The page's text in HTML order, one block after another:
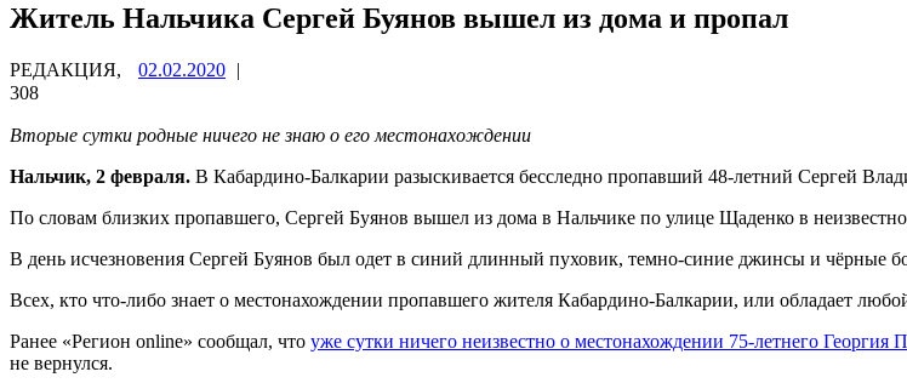
Житель Нальчика Сергей Буянов вышел из дома и пропал
РЕДАКЦИЯ, 02.02.2020 |
308
Вторые сутки родные ничего не знаю о его местонахождении
Нальчик, 2 февраля. В Кабардино-Балкарии разыскивается бесследно пропавший 48-летний Сергей
По словам близких пропавшего, Сергей Буянов вышел из дома в Нальчике по улице Щаденко в
В день исчезновения Сергей Буянов был одет в синий длинный пуховик, темно-синие джинсы и чёрные
Всех, кто что-либо знает о местонахождении пропавшего жителя Кабардино-Балкарии, или обладает
Ранее «Регион online» сообщал, что уже сутки ничего неизвестно о местонахождении 75-летнего Георгия
не вернулся.